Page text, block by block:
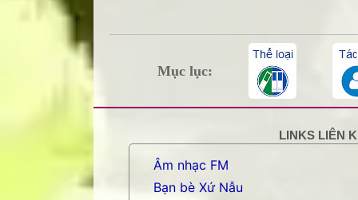
Mục lục:
LINKS LIÊN
Âm nhạc FM
Bạn bè Xứ Nẫu